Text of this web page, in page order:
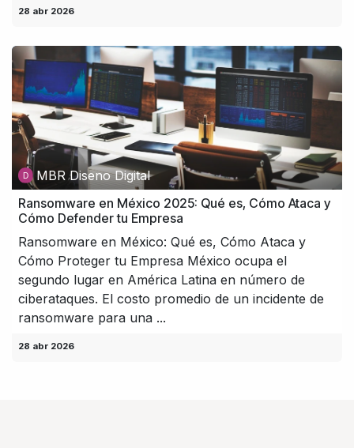
28 abr 2026
MBR Diseno Digital
Ransomware en México 2025: Qué es, Cómo Ataca y
Cómo Defender tu Empresa
Ransomware en México: Qué es, Cómo Ataca y
Cómo Proteger tu Empresa México ocupa el
segundo lugar en América Latina en número de
ciberataques. El costo promedio de un incidente de
ransomware para una ...
28 abr 2026